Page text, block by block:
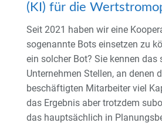
(KI) für die
Seit 2021 haben wir eine
sogenannte Bots einsetzen zu
ein solcher Bot? Sie kennen das
Unternehmen Stellen, an denen
beschäftigten Mitarbeiter viel
das Ergebnis aber trotzdem
das hauptsächlich in